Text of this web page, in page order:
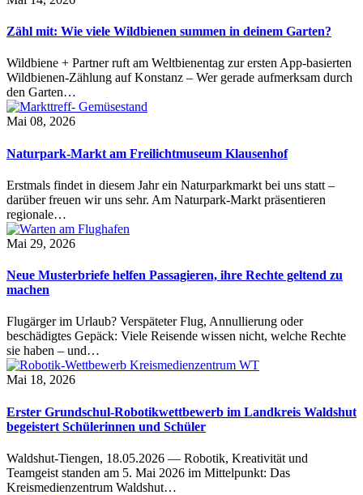
Zähl mit: Wie viele Wildbienen summen in deinem Garten?
Wildbiene + Partner ruft am Weltbienentag zur ersten App-basierten
Wildbienen-Zählung auf Konstanz – Wer gerade aufmerksam durch
den Garten…
Mai 08, 2026
Naturpark-Markt am Freilichtmuseum Klausenhof
Erstmals findet in diesem Jahr ein Naturparkmarkt bei uns statt –
darüber freuen wir uns sehr. Am Naturpark-Markt präsentieren
regionale…
Mai 29, 2026
Neue Musterbriefe helfen Passagieren, ihre Rechte geltend zu
machen
Flugärger im Urlaub? Verspäteter Flug, Annullierung oder
beschädigtes Gepäck: Viele Reisende wissen nicht, welche Rechte
sie haben – und…
Mai 18, 2026
Erster Grundschul-Robotikwettbewerb im Landkreis Waldshut
begeistert Schülerinnen und Schüler
Waldshut-Tiengen, 18.05.2026 — Robotik, Kreativität und
Teamgeist standen am 5. Mai 2026 im Mittelpunkt: Das
Kreismedienzentrum Waldshut…